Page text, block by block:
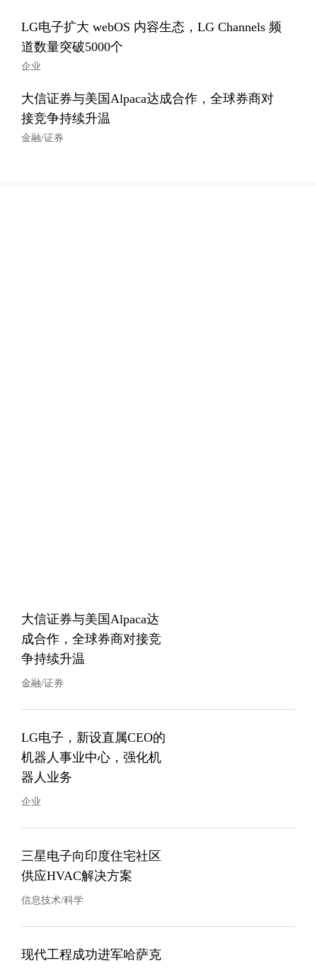
LG电子扩大 webOS 内容生态，LG Channels 频
道数量突破5000个
企业
大信证券与美国Alpaca达成合作，全球券商对
接竞争持续升温
金融/证券
大信证券与美国Alpaca达
成合作，全球券商对接竞
争持续升温
金融/证券
LG电子，新设直属CEO的
机器人事业中心，强化机
器人业务
企业
三星电子向印度住宅社区
供应HVAC解决方案
信息技术/科学
现代工程成功进军哈萨克